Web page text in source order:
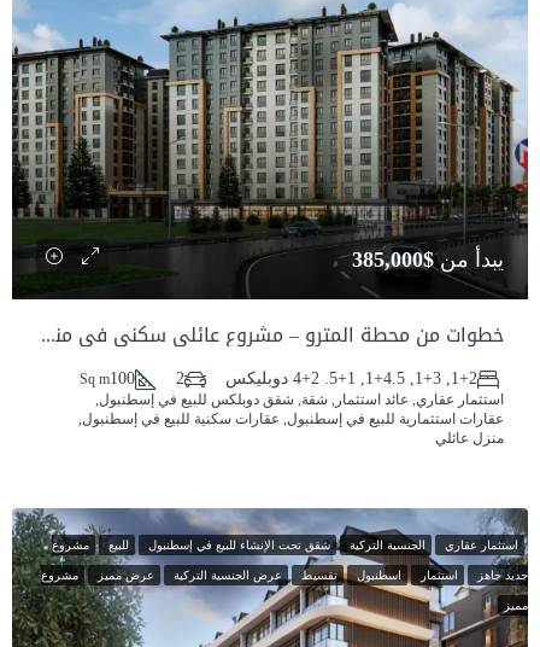
يبدأ من$385,000
خطوات من محطة المترو – مشروع عائلي سكني في منطقة مركزية
1+2, 1+3, 1+4.5, 5+1. 4+2 دوبليكس 2
100
Sq m
استثمار عقاري, عائد استثمار, شقة, شقق دوبلكس للبيع في إسطنبول,
عقارات استثمارية للبيع في إسطنبول, عقارات سكنية للبيع في إسطنبول,
منزل عائلي
استثمار عقاري الجنسية التركية شقق تحت الإنشاء للبيع في إسطنبول للبيع مشروع
جديد جاهز استثمار اسطنبول تقسيط عرض الجنسية التركية عرض مميز مشروع
مميز